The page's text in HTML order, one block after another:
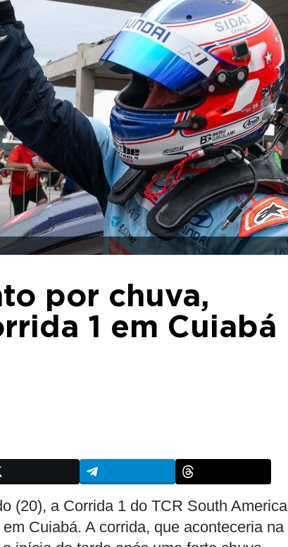
por chuva,
1 em Cuiabá
(20), a Corrida 1 do TCR South America
Cuiabá. A corrida, que aconteceria na